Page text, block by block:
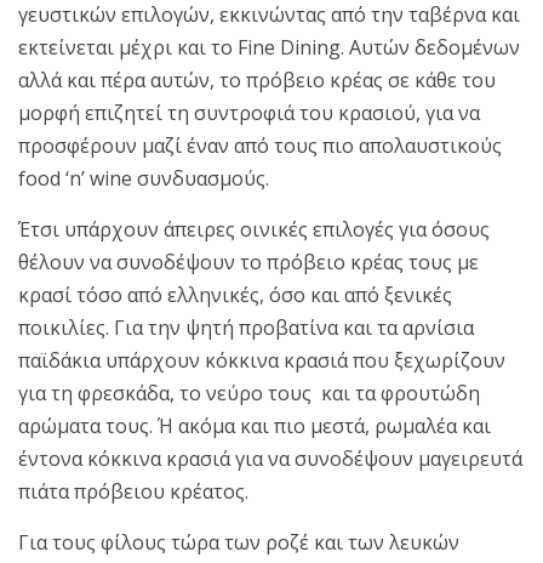
γευστικών επιλογών, εκκινώντας από την ταβέρνα και
εκτείνεται μέχρι και το Fine Dining. Αυτών δεδομένων
αλλά και πέρα αυτών, το πρόβειο κρέας σε κάθε του
μορφή επιζητεί τη συντροφιά του κρασιού, για να
προσφέρουν μαζί έναν από τους πιο απολαυστικούς
food ‘n’ wine συνδυασμούς.
Έτσι υπάρχουν άπειρες οινικές επιλογές για όσους
θέλουν να συνοδέψουν το πρόβειο κρέας τους με
κρασί τόσο από ελληνικές, όσο και από ξενικές
ποικιλίες. Για την ψητή προβατίνα και τα αρνίσια
παϊδάκια υπάρχουν κόκκινα κρασιά που ξεχωρίζουν
για τη φρεσκάδα, το νεύρο τους και τα φρουτώδη
αρώματα τους. Ή ακόμα και πιο μεστά, ρωμαλέα και
έντονα κόκκινα κρασιά για να συνοδέψουν μαγειρευτά
πιάτα πρόβειου κρέατος.
Για τους φίλους τώρα των ροζέ και των λευκών